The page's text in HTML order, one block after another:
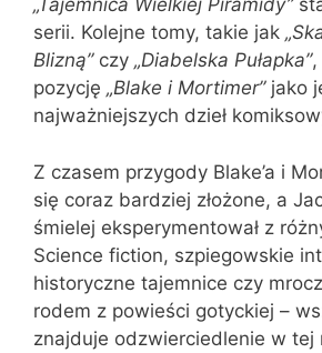
„Tajemnica Wielkiej Piramidy”
serii. Kolejne tomy, takie jak
Blizną”czy „Diabelska Pułapka”,
pozycję „Blake i Mortimer”jako
najważniejszych dzieł
Z czasem przygody Blake’a i
się coraz bardziej złożone, a
śmielej eksperymentował z
Science fiction, szpiegowskie
historyczne tajemnice czy
rodem z powieści gotyckiej –
znajduje odzwierciedlenie w tej